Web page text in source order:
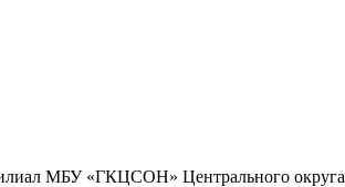
МБУ «ГКЦСОН» Центрального округа